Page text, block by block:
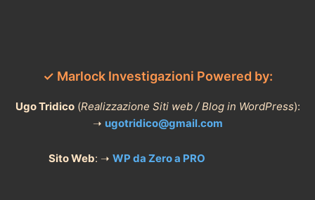
✓ Marlock Investigazioni Powered by:
Ugo Tridico(Realizzazione Siti web / Blog in WordPress):
➝ ugotridico@gmail.com
Sito Web: ➝WP da Zero a PRO